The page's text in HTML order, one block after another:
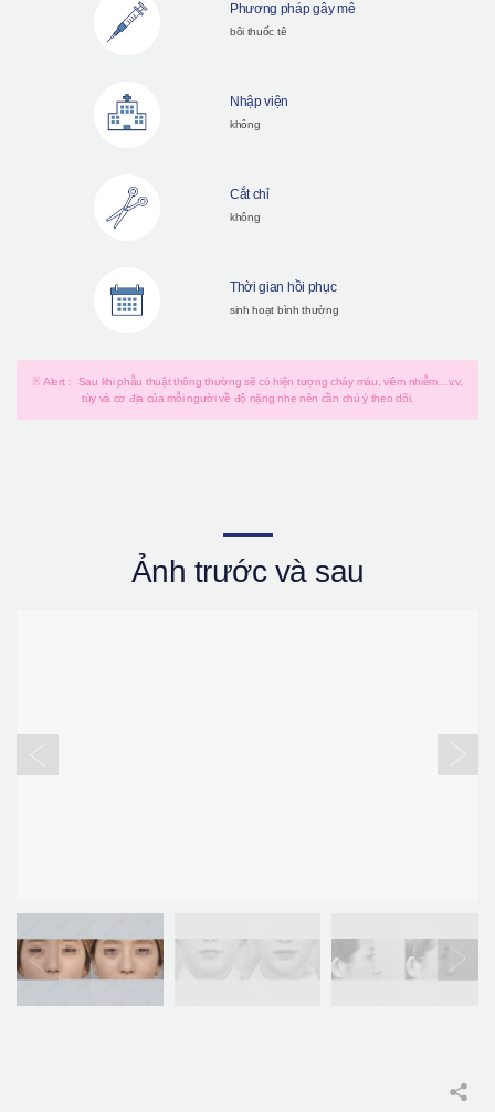
Phương pháp gây mê
bôi thuốc tê
Nhập viện
không
Cắt chỉ
không
Thời gian hồi phục
sinh hoạt bình thường
※ Alert： Sau khi phẫu thuật thông thường sẽ có hiện tượng chảy máu, viêm nhiễm…v.v,
tùy và cơ địa của mỗi người về độ nặng nhẹ nên cần chú ý theo dõi.
Ảnh trước và sau